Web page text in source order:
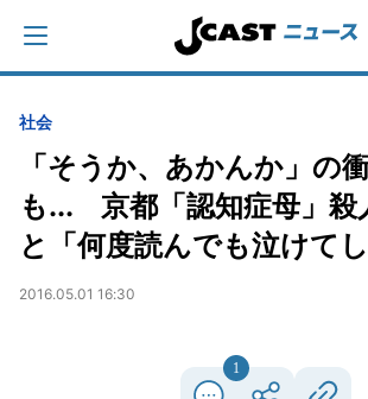
社会
「そうか、あかんか」の
も... 京都「認知症母」殺
と「何度読んでも泣けて
2016.05.01 16:30
1